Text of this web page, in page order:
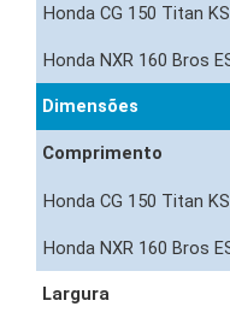
Dimensões
Comprimento
Largura